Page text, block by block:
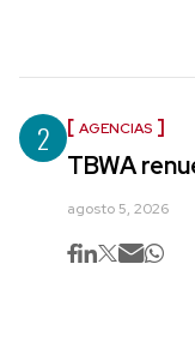
2 AGENCIAS
TBWA
agosto 5, 2026